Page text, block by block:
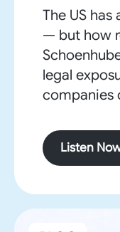
The US
— but how
legal
companies
From
litigation,
to avoid
Listen